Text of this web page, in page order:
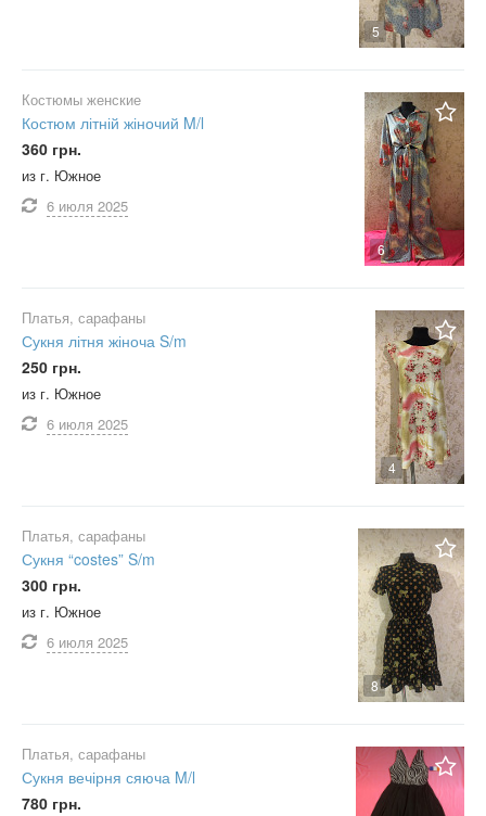
5
6
Костюмы женские
Костюм літній жіночий M/l
360 грн.
из г. Южное
6 июля 2025
4
Платья, сарафаны
Сукня літня жіноча S/m
250 грн.
из г. Южное
6 июля 2025
8
Платья, сарафаны
Сукня “costes” S/m
300 грн.
из г. Южное
6 июля 2025
Платья, сарафаны
Сукня вечірня сяюча M/l
780 грн.